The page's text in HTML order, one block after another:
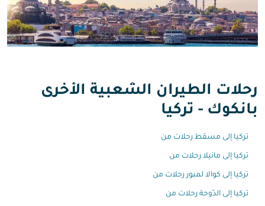
رحلات الطيران الشعبية الأخرى
بانكوك - تركيا
تركيا إلى مسقط رحلات من
تركيا إلى مانيلا رحلات من
تركيا إلى كوالا لمبور رحلات من
تركيا إلى الدّوحة رحلات من